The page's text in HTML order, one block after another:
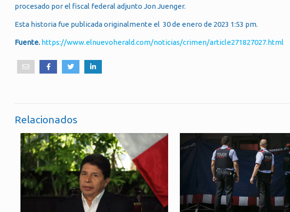
procesado por el fiscal federal adjunto Jon Juenger.
Esta historia fue publicada originalmente el 30 de enero de 2023 1:53 pm.
Fuente. https://www.elnuevoherald.com/noticias/crimen/article271827027.html
Relacionados